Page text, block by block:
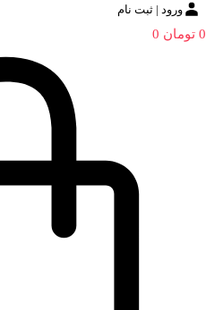
ورود | ثبت نام
0 تومان 0